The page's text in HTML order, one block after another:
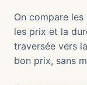
On compare
les prix et la
traversée vers la
bon prix, sans